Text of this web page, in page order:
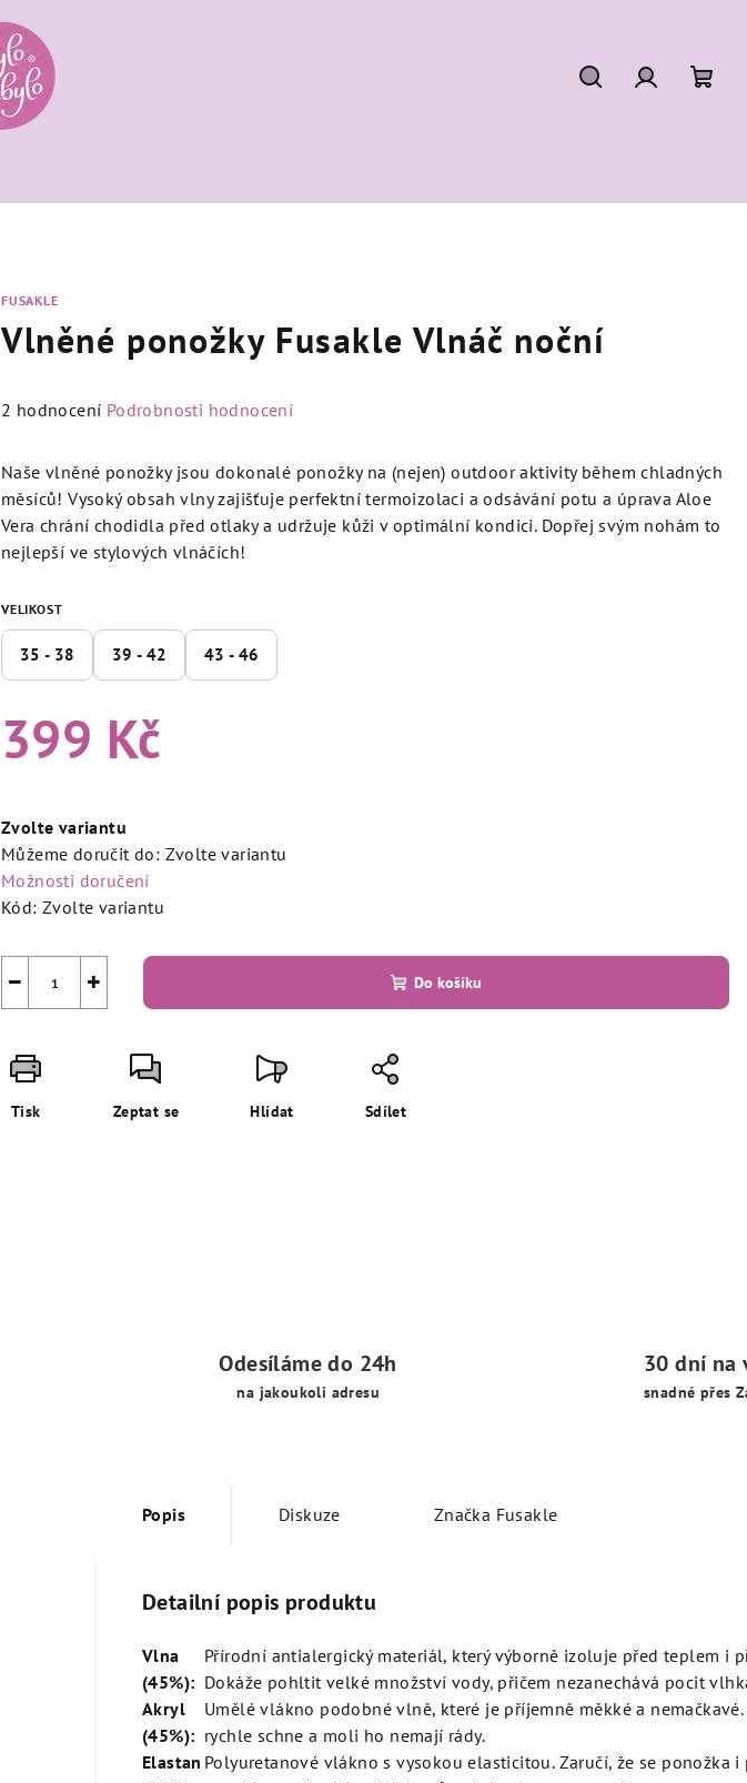
FUSAKLE
Vlněné ponožky Fusakle Vlnáč noční
Průměrné
produktu
5,0
2 hodnocení Podrobnosti hodnocení
Naše vlněné ponožky jsou dokonalé ponožky na (nejen) outdoor aktivity během chladných
měsíců! Vysoký obsah vlny zajišťuje perfektní termoizolaci a odsávání potu a úprava Aloe
Vera chrání chodidla před otlaky a udržuje kůži v optimální kondici. Dopřej svým nohám to
nejlepší ve stylových vlnáčích!
VELIKOST
35 - 38 39 - 42 43 - 46
399 Kč
cena:
Zvolte variantu
Můžeme doručit do: Zvolte variantu
Možnosti doručení
Kód: Zvolte variantu
+
− Do košíku
Tisk Zeptat se Hlídat Sdílet
Odesíláme do 24h
na jakoukoli adresu
30 dní na
snadné přes
Popis Diskuze Značka Fusakle
Detailní popis produktu
Vlna
(45%):
Přírodní antialergický materiál, který výborně izoluje před teplem i
Dokáže pohltit velké množství vody, přičem nezanechává pocit
Akryl
(45%):
Umělé vlákno podobné vlně, které je příjemně měkké a
rychle schne a moli ho nemají rády.
Elastan Polyuretanové vlákno s vysokou elasticitou. Zaručí, že se ponožka i